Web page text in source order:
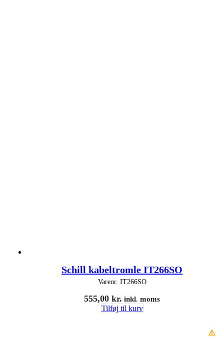
Schill kabeltromle IT266SO
Varenr. IT266SO
555,00 kr. inkl. moms
Tilføj til kurv
⚠️